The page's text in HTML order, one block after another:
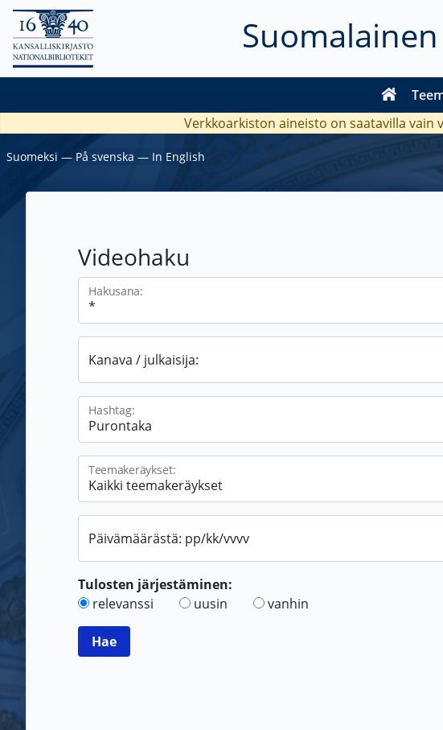
Verkkoarkiston aineisto on saatavilla vain
Suomeksi ― På svenska ― In English
Videohaku
Hakusana:
Kanava / julkaisija:
Hashtag:
Teemakeräykset:
Päivämäärästä: pp/kk/vvvv
Tulosten järjestäminen:
relevanssi
uusin vanhin